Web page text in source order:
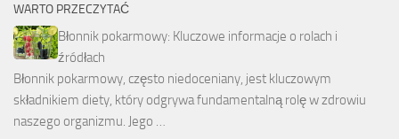
WARTO PRZECZYTAĆ
Błonnik pokarmowy: Kluczowe informacje o rolach i
źródłach
Błonnik pokarmowy, często niedoceniany, jest kluczowym
składnikiem diety, który odgrywa fundamentalną rolę w zdrowiu
naszego organizmu. Jego …